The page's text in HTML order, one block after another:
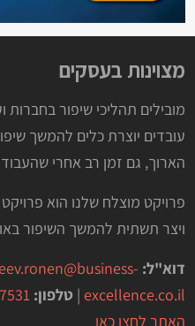
מצוינות בעסקים
מובילים תהליכי שיפור
עובדים יוצרת כלים להמשך
הארוך, גם זמן רב אחרי
פרויקט מוצלח שלנו הוא
ויצר תשתית להמשך השיפור
דוא"ל:
excellence.co.il
| טלפון:
האתר לחצו כאן